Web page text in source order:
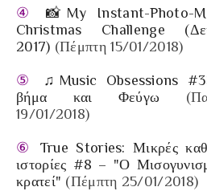
④
📸My Instant-Photo-
Christmas Challenge
2017) (Πέμπτη 15/01/2018)
⑤
♫Music Obsessions
βήμα και Φεύγω
19/01/2018)
⑥
True Stories: Μικρές
ιστορίες #8 – "Ο
κρατεί" (Πέμπτη 25/01/2018)